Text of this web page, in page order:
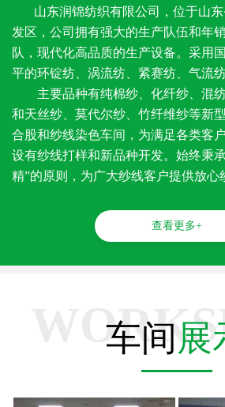
山东润锦纺织有限公司，位于山东
发区，公司拥有强大的生产队伍和年
队，现代化高品质的生产设备。采用
平的环锭纺、涡流纺、紧赛纺、气流
主要品种有纯棉纱、化纤纱、混纺
和天丝纱、莫代尔纱、竹纤维纱等新
合股和纱线染色车间，为满足各类客
设有纱线打样和新品种开发。始终秉
精”的原则，为广大纱线客户提供放心
查看更多+
车间 展